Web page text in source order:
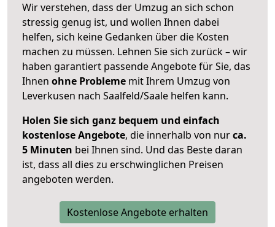
Wir verstehen, dass der Umzug an sich schon
stressig genug ist, und wollen Ihnen dabei
helfen, sich keine Gedanken über die Kosten
machen zu müssen. Lehnen Sie sich zurück – wir
haben garantiert passende Angebote für Sie, das
Ihnen ohne Probleme mit Ihrem Umzug von
Leverkusen nach Saalfeld/Saale helfen kann.
Holen Sie sich ganz bequem und einfach
kostenlose Angebote, die innerhalb von nurca.
5 Minuten bei Ihnen sind. Und das Beste daran
ist, dass all dies zu erschwinglichen Preisen
angeboten werden.
Kostenlose Angebote erhalten